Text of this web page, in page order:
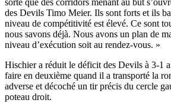
des Devils Timo Meier. Ils sont forts et ils
niveau de compétitivité est élevé. Ce sont
nous savons déjà. Nous avons un plan de
niveau d’exécution soit au rendez-vous. »
Hischier a réduit le déficit des Devils à 3-1
faire en deuxième quand il a transporté la
adverse et décoché un tir précis du cercle
poteau droit.